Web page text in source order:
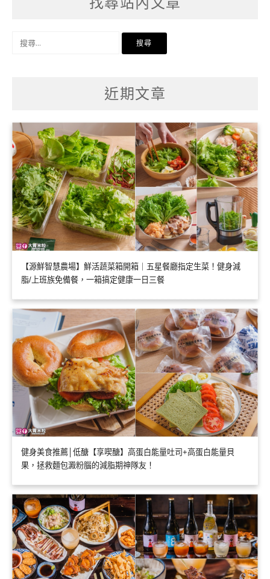
近期文章
【源鮮智慧農場】鮮活蔬菜箱開箱｜五星餐廳指定生菜！健身減
脂/上班族免備餐，一箱搞定健康一日三餐
健身美食推薦│低醣【享喫醣】高蛋白能量吐司+高蛋白能量貝
果，拯救麵包澱粉腦的減脂期神隊友！